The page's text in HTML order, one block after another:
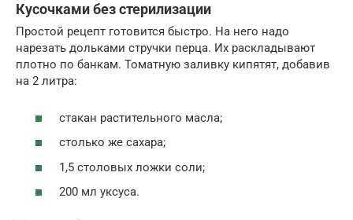
Кусочками без стерилизации
Простой рецепт готовится быстро. На него надо
нарезать дольками стручки перца. Их раскладывают
плотно по банкам. Томатную заливку кипятят, добавив
на 2 литра:
стакан растительного масла;
столько же сахара;
1,5 столовых ложки соли;
200 мл уксуса.